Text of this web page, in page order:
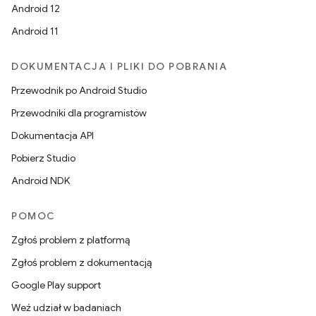
Android 12
Android 11
DOKUMENTACJA I PLIKI DO POBRANIA
Przewodnik po Android Studio
Przewodniki dla programistów
Dokumentacja API
Pobierz Studio
Android NDK
POMOC
Zgłoś problem z platformą
Zgłoś problem z dokumentacją
Google Play support
Weź udział w badaniach